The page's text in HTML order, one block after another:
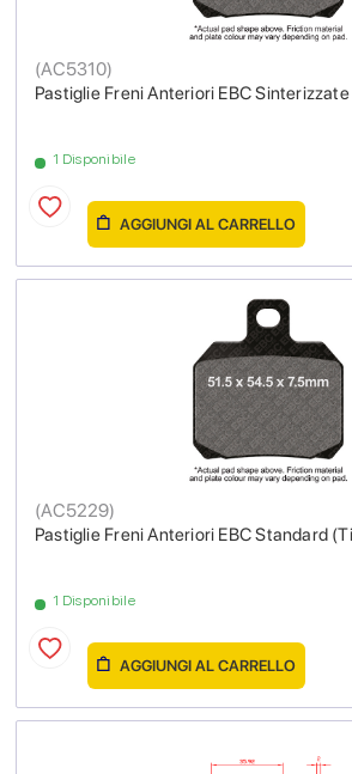
Pastiglie Freni Anteriori EBC
(AC5310)
1 Disponibile
AGGIUNGI AL CARRELLO
Pastiglie Freni Anteriori EBC Standard
(AC5229)
1 Disponibile
AGGIUNGI AL CARRELLO